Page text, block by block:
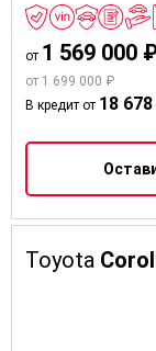
от 1 569 000
от 1 699 000 ₽
В кредит от 18
Toyota